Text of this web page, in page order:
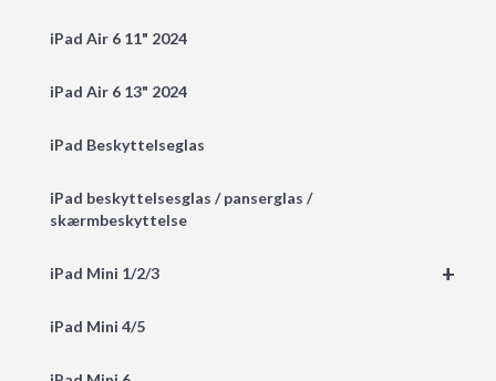
iPad Air 6 11" 2024
iPad Air 6 13" 2024
iPad Beskyttelseglas
iPad beskyttelsesglas / panserglas /
skærmbeskyttelse
+
iPad Mini 1/2/3
iPad Mini 4/5